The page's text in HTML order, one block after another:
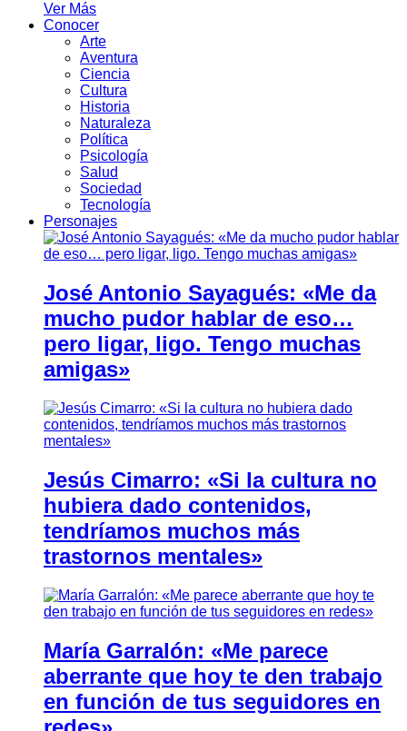
Ver Más
Conocer
Arte
Aventura
Ciencia
Cultura
Historia
Naturaleza
Política
Psicología
Salud
Sociedad
Tecnología
Personajes
José Antonio Sayagués: «Me da
mucho pudor hablar de eso…
pero ligar, ligo. Tengo muchas
amigas»
Jesús Cimarro: «Si la cultura no
hubiera dado contenidos,
tendríamos muchos más
trastornos mentales»
María Garralón: «Me parece
aberrante que hoy te den trabajo
en función de tus seguidores en